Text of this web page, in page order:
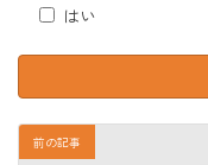
はい
前の記事